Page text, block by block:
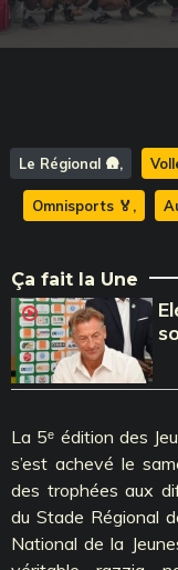
Le Régional 🛖
Omnisports 🏅
Ça fait la Une
La 5ᵉ édition des
s’est achevé le
des trophées aux
du Stade Régional
National de la